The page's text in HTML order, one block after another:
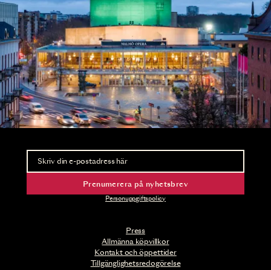
Press
Allmänna köpvillkor
Kontakt och öppettider
Tillgänglighetsredogörelse
Nyhetsbrev
Ta del av förhandsinformation och biljettsläpp.
Prenumerera på nyhetsbrev
Personuppgiftspolicy